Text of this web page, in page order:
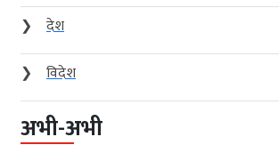
❯
देश
❯
विदेश
अभी-अभी